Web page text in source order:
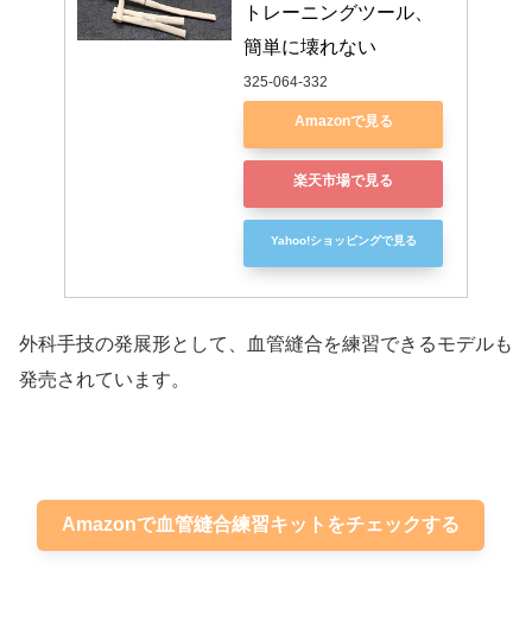
トレーニングツール、
簡単に壊れない
325-064-332
Amazonで見る
楽天市場で見る
Yahoo!ショッピングで見る
外科手技の発展形として、血管縫合を練習できるモデルも
発売されています。
Amazonで血管縫合練習キットをチェックする